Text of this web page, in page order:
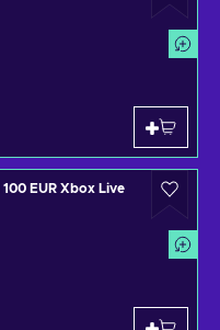
EUR Xbox Live